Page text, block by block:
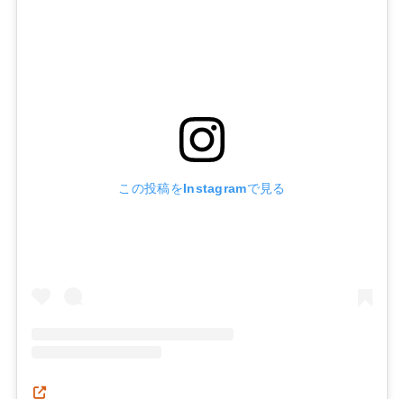
この投稿をInstagramで見る